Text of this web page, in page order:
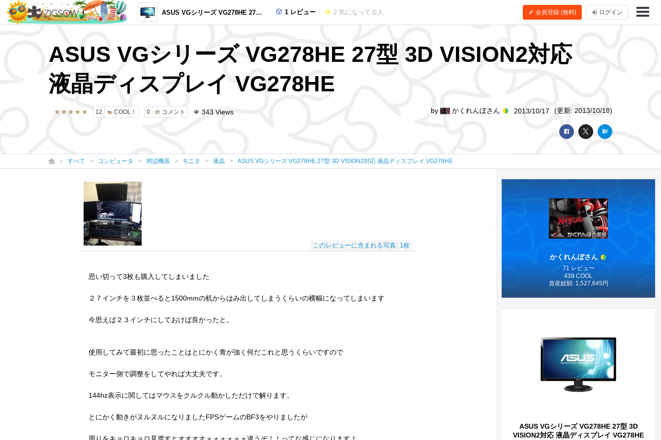
ASUS VGシリーズ VG278HE 27型 3D VISION2対応 液晶ディスプレイ VG278HE 1 レビュー 2 気になってる人 会員登録 (無料) ログイン
ASUS VGシリーズ VG278HE 27型 3D VISION2対応
液晶ディスプレイ VG278HE
12 COOL！ 0 コメント 343 Views by かくれんぼさん 2013/10/17 (更新: 2013/10/18)
すべて コンピュータ 周辺機器 モニタ 液晶 ASUS VGシリーズ VG278HE 27型 3D VISION2対応 液晶ディスプレイ VG278HE
このレビューに含まれる写真: 1枚
思い切って3枚も購入してしまいました
２７インチを３枚並べると1500mmの机からはみ出してしまうくらいの横幅になってしまいます
今思えば２３インチにしておけば良かったと。
使用してみて最初に思ったことはとにかく青が強く何だこれと思うくらいですので
モニター側で調整をしてやれば大丈夫です。
144hz表示に関してはマウスをクルクル動かしただけで解ります。
とにかく動きがヌルヌルになりましたFPSゲームのBF3をやりましたが
かくれんぼさん
71 レビュー
439 COOL
資産総額: 1,527,645円
ASUS VGシリーズ VG278HE 27型 3D
VISION2対応 液晶ディスプレイ VG278HE